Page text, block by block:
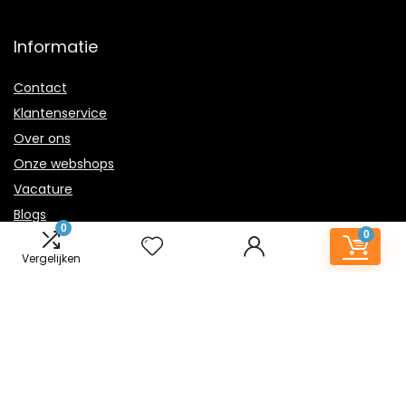
0
Vergelijken
0
Informatie
Contact
Klantenservice
Over ons
Onze webshops
Vacature
Blogs
Privacybeleid
Adverteren